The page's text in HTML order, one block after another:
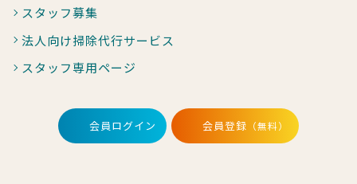
スタッフ募集
法人向け掃除代行サービス
スタッフ専用ページ
会員ログイン 会員登録 （無料）